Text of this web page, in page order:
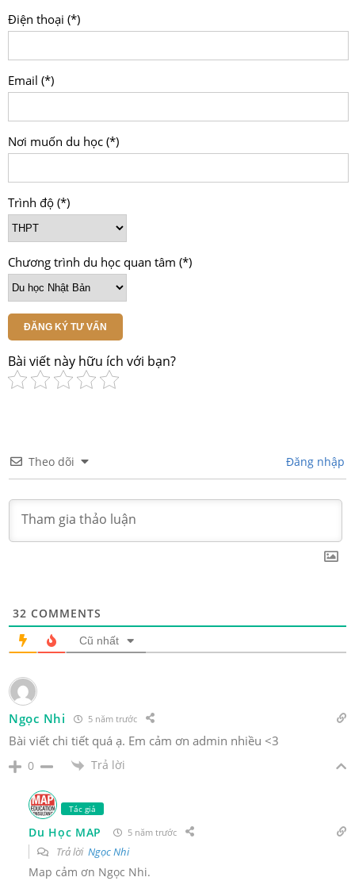
Điện thoại (*)
Email (*)
Nơi muốn du học (*)
Trình độ (*)
Chương trình du học quan tâm (*)
ĐĂNG KÝ TƯ VẤN
Bài viết này hữu ích với bạn?
Theo dõi Đăng nhập
32 COMMENTS
Cũ nhất
Ngọc Nhi 5 năm trước
Bài viết chi tiết quá ạ. Em cảm ơn admin nhiều <3
0 Trả lời
Tác giả
Du Học MAP 5 năm trước
Trả lời Ngọc Nhi
Map cảm ơn Ngọc Nhi.